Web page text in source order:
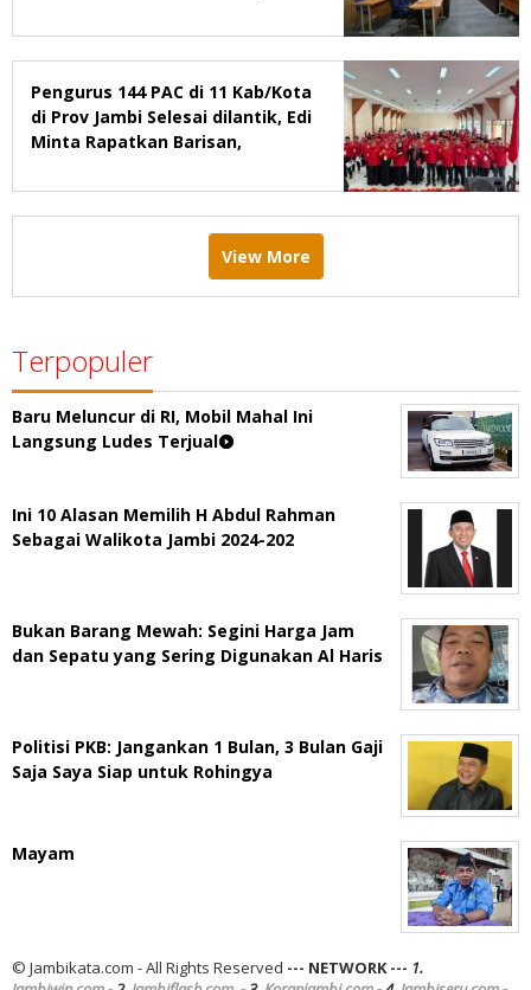
Pengurus 144 PAC di 11 Kab/Kota
di Prov Jambi Selesai dilantik, Edi
Minta Rapatkan Barisan,
View More
Terpopuler
Baru Meluncur di RI, Mobil Mahal Ini
Langsung Ludes Terjual
Ini 10 Alasan Memilih H Abdul Rahman
Sebagai Walikota Jambi 2024-202
Bukan Barang Mewah: Segini Harga Jam
dan Sepatu yang Sering Digunakan Al Haris
Politisi PKB: Jangankan 1 Bulan, 3 Bulan Gaji
Saja Saya Siap untuk Rohingya
Mayam
© Jambikata.com - All Rights Reserved --- NETWORK --- 1.